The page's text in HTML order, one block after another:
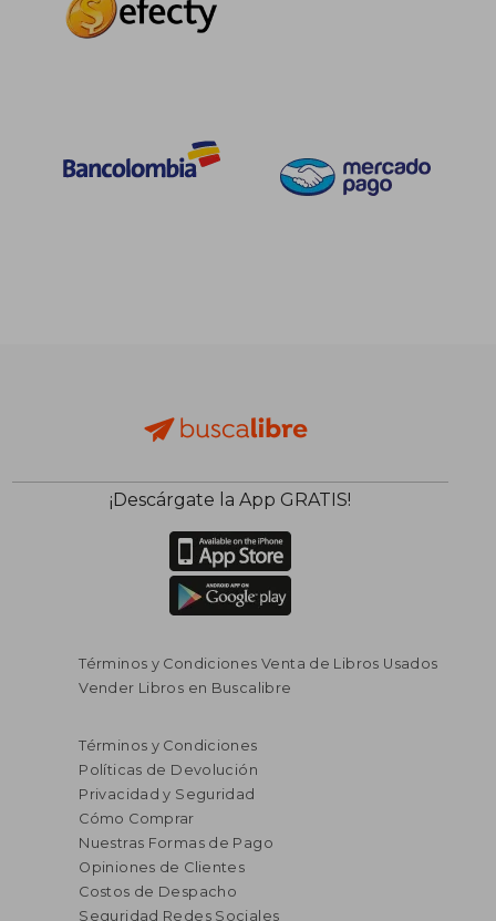
$ 49.500
¡Descárgate la App GRATIS!
Términos y Condiciones Venta de Libros Usados
Vender Libros en Buscalibre
Términos y Condiciones
Políticas de Devolución
Privacidad y Seguridad
Cómo Comprar
Nuestras Formas de Pago
Opiniones de Clientes
Costos de Despacho
Seguridad Redes Sociales